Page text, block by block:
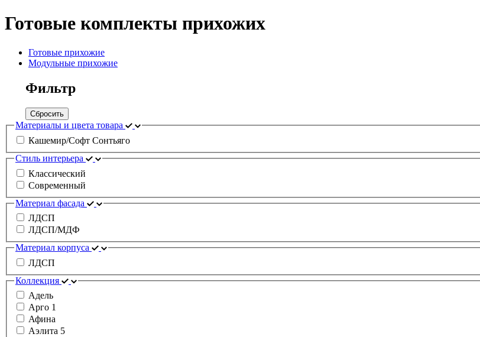
Готовые комплекты прихожих
Готовые прихожие
Модульные прихожие
Фильтр
Сбросить
Материалы и цвета товара
Кашемир/Софт Сонтьяго
Стиль интерьера
Классический
Современный
Материал фасада
ЛДСП
ЛДСП/МДФ
Материал корпуса
ЛДСП
Коллекция
Адель
Арго 1
Афина
Аэлита 5